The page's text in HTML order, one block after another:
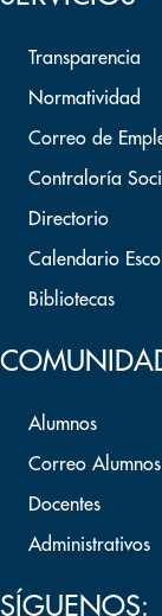
Transparencia
Normatividad
Correo de
Contraloría
Directorio
Calendario
Bibliotecas
Alumnos
Correo
Docentes
Administrativos
SÍGUENOS: